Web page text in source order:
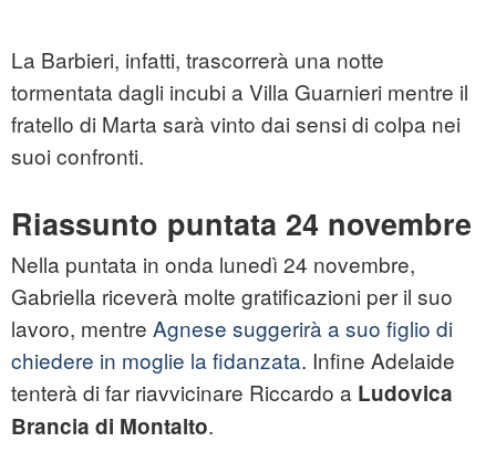
La Barbieri, infatti, trascorrerà una notte
tormentata dagli incubi a Villa Guarnieri mentre il
fratello di Marta sarà vinto dai sensi di colpa nei
suoi confronti.
Riassunto puntata 24 novembre
Nella puntata in onda lunedì 24 novembre,
Gabriella riceverà molte gratificazioni per il suo
lavoro, mentre Agnese suggerirà a suo figlio di
chiedere in moglie la fidanzata. Infine Adelaide
tenterà di far riavvicinare Riccardo a Ludovica
Brancia di Montalto.